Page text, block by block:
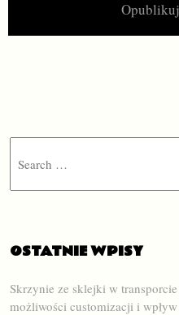
OSTATNIE WPISY
Skrzynie ze sklejki w
możliwości customizacji i